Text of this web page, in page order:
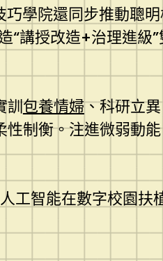
學院還同步推動聰
講授改造+治理進級
訓包養情婦、科研立
制衡。注進微弱動
工智能在數字校園扶